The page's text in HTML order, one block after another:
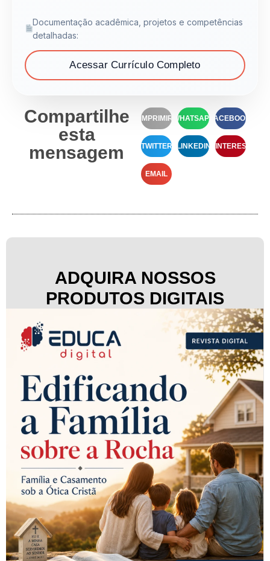
Documentação acadêmica, projetos e competências
detalhadas:
Acessar Currículo Completo
Compartilhe
esta
mensagem
IMPRIMIR WHATSAPP FACEBOOK
TWITTER LINKEDIN PINTEREST
EMAIL
ADQUIRA NOSSOS
PRODUTOS DIGITAIS